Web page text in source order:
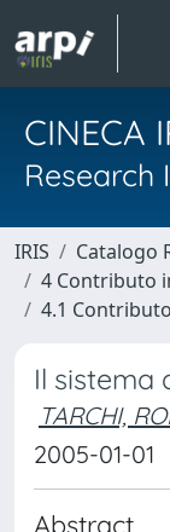
CINECA
Research
IRIS
Catalogo
4 Contributo
4.1
Il sistema
TARCHI,
2005-01-01
Abstract